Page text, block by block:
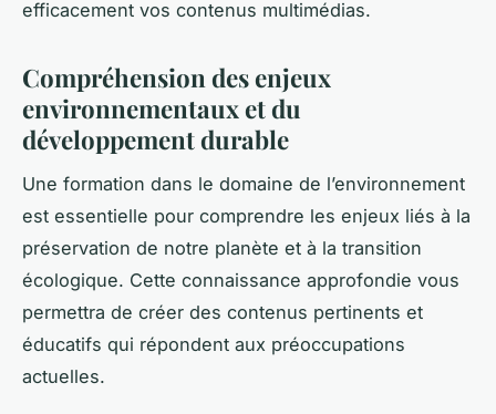
efficacement vos contenus multimédias.
Compréhension des enjeux
environnementaux et du
développement durable
Une formation dans le domaine de l’environnement
est essentielle pour comprendre les enjeux liés à la
préservation de notre planète et à la transition
écologique. Cette connaissance approfondie vous
permettra de créer des contenus pertinents et
éducatifs qui répondent aux préoccupations
actuelles.